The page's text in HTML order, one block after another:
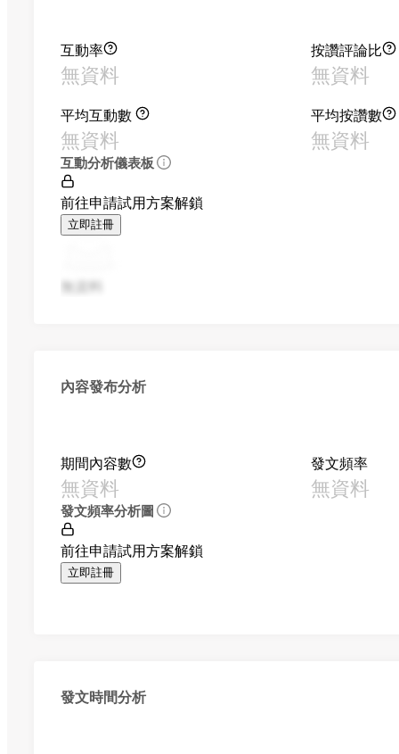
互動率
無資料
按讚評論比
無資料
平均互動數
無資料
平均按讚數
無資料
互動分析儀表板
前往申請試用方案解鎖
立即註冊
無資料
內容發布分析
期間內容數
無資料
發文頻率
無資料
發文頻率分析圖
前往申請試用方案解鎖
立即註冊
發文時間分析